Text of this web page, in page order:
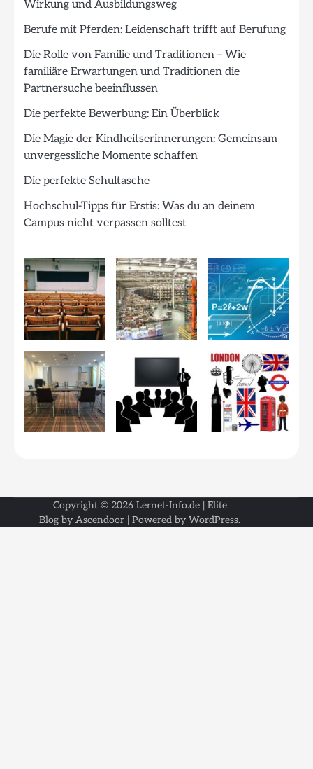
Wirkung und Ausbildungsweg
Berufe mit Pferden: Leidenschaft trifft auf Berufung
Die Rolle von Familie und Traditionen – Wie
familiäre Erwartungen und Traditionen die
Partnersuche beeinflussen
Die perfekte Bewerbung: Ein Überblick
Die Magie der Kindheitserinnerungen: Gemeinsam
unvergessliche Momente schaffen
Die perfekte Schultasche
Hochschul-Tipps für Erstis: Was du an deinem
Campus nicht verpassen solltest
Copyright © 2026 Lernet-Info.de| Elite
Blog by Ascendoor | Powered by WordPress.